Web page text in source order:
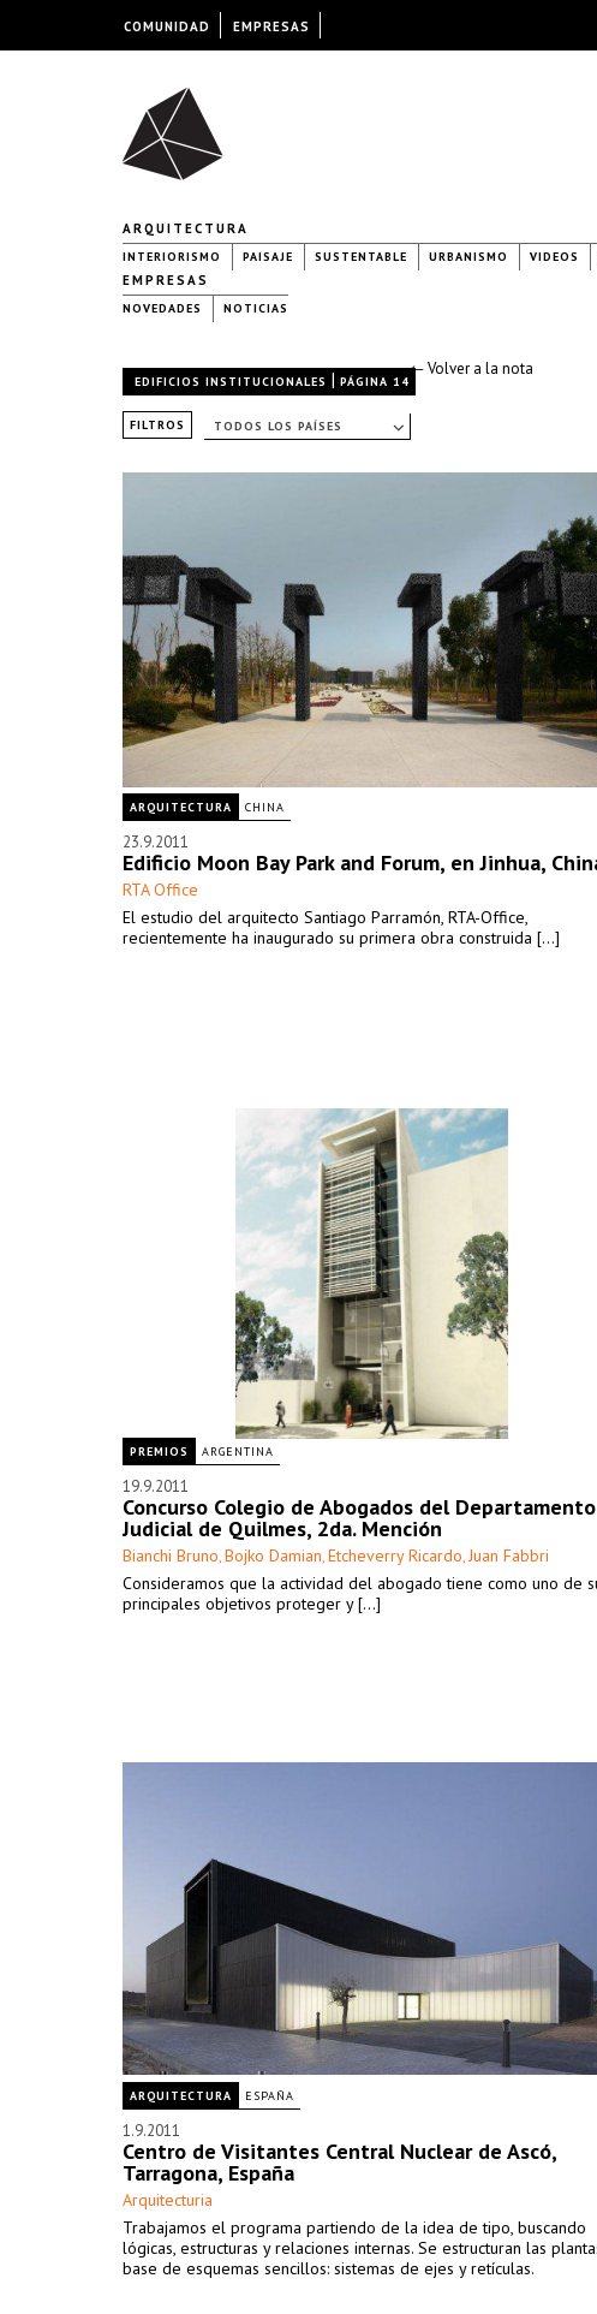
ARQUITECTURA
INTERIORISMO PAISAJE SUSTENTABLE URBANISMO VIDEOS
EMPRESAS
NOVEDADES NOTICIAS
← Volver a la nota
EDIFICIOS INSTITUCIONALES | PÁGINA 14
FILTROS TODOS LOS PAÍSES
ARQUITECTURA CHINA
23.9.2011
Edificio Moon Bay Park and Forum, en Jinhua,
RTA Office
El estudio del arquitecto Santiago Parramón, RTA-Office,
recientemente ha inaugurado su primera obra construida [...]
PREMIOS ARGENTINA
19.9.2011
Concurso Colegio de Abogados del Departamento
Judicial de Quilmes, 2da. Mención
Bianchi Bruno, Bojko Damian, Etcheverry Ricardo, Juan Fabbri
Consideramos que la actividad del abogado tiene como uno de
principales objetivos proteger y [...]
ARQUITECTURA ESPAÑA
1.9.2011
Centro de Visitantes Central Nuclear de Ascó,
Tarragona, España
Arquitecturia
Trabajamos el programa partiendo de la idea de tipo, buscando
lógicas, estructuras y relaciones internas. Se estructuran las
base de esquemas sencillos: sistemas de ejes y retículas.
COMUNIDAD EMPRESAS